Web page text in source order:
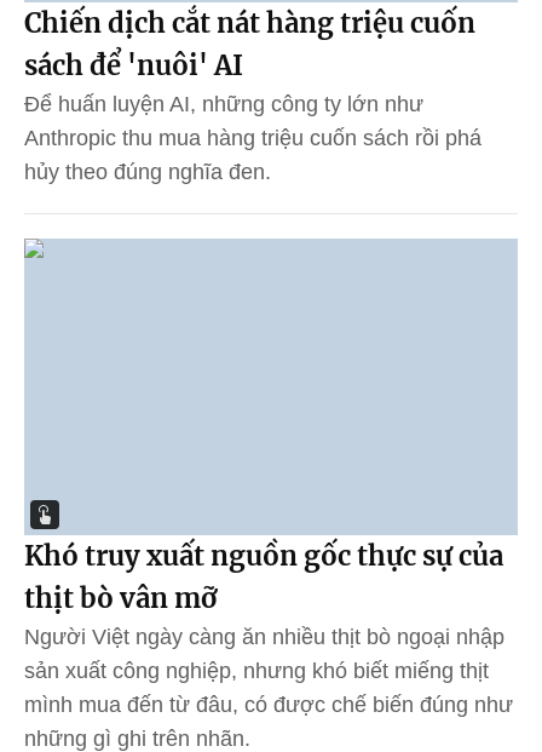
Chiến dịch cắt nát hàng triệu cuốn
sách để 'nuôi' AI
Để huấn luyện AI, những công ty lớn như
Anthropic thu mua hàng triệu cuốn sách rồi phá
hủy theo đúng nghĩa đen.
Khó truy xuất nguồn gốc thực sự của
thịt bò vân mỡ
Người Việt ngày càng ăn nhiều thịt bò ngoại nhập
sản xuất công nghiệp, nhưng khó biết miếng thịt
mình mua đến từ đâu, có được chế biến đúng như
những gì ghi trên nhãn.